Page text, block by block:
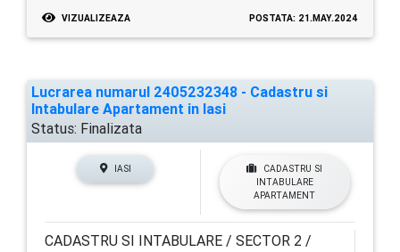
VIZUALIZEAZA POSTATA: 21.MAY.2024
Lucrarea numarul 2405232348 - Cadastru si
Intabulare Apartament in Iasi
Status: Finalizata
IASI
CADASTRU SI
INTABULARE
APARTAMENT
CADASTRU SI INTABULARE / SECTOR 2 /